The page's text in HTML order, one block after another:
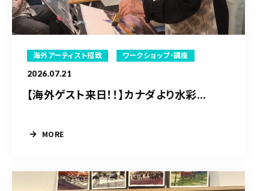
海外アーティスト招致 ワークショップ・講座
2026.07.21
【海外ゲスト来日！！】カナダより水彩...
MORE